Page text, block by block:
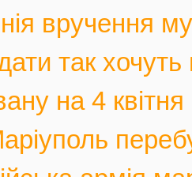
вручення
так
на 4